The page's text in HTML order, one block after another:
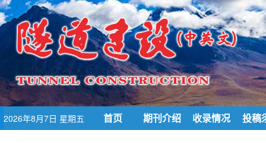
2026年8月7日 星期五 首页 期刊介绍 收录情况 投稿